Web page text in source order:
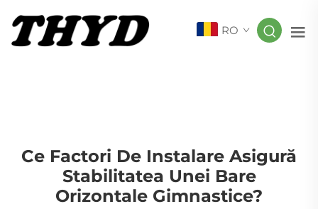
RO
Ce Factori De Instalare Asigură
Stabilitatea Unei Bare
Orizontale Gimnastice?